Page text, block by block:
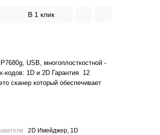
В 1 клик
USB, многоплосткостной -
кодов: 1D и 2D Гарантия 12
сканер который обеспечивает
2D Имейджер, 1D